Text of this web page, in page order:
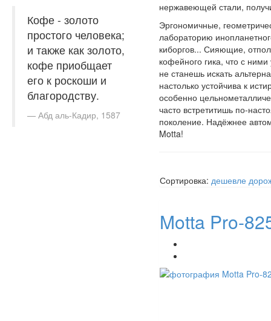
Кофе - золото
простого человека;
и также как золото,
кофе приобщает
его к роскоши и
благородству.
Абд аль-Кадир, 1587
нержавеющей стали,
Эргономичные,
лабораторию
киборгов... Сияющие,
кофейного гика, что с
не станешь искать
настолько устойчива к
особенно
часто встретитишь по-
поколение. Надёжнее
Motta!
Сортировка: дешевле
Motta Pro-